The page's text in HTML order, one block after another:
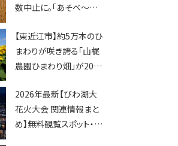
数中止に。「あそべ〜る
ショーなど
【東近江市】約5万本のひ
まわりが咲き誇る「山梶
農園ひまわり畑」が2026
ポットやキッチンカーも
登場！何度も入園できる
フリーパスも販売★
2026年最新【びわ湖大
花火大会 関連情報まと
め】無料観覧スポット・同